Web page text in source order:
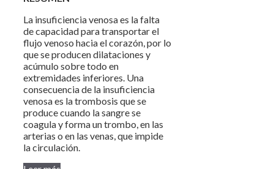
La insuficiencia venosa es la falta
de capacidad para transportar el
flujo venoso hacia el corazón, por lo
que se producen dilataciones y
acúmulo sobre todo en
extremidades inferiores. Una
consecuencia de la insuficiencia
venosa es la trombosis que se
produce cuando la sangre se
coagula y forma un trombo, en las
arterias o en las venas, que impide
la circulación.